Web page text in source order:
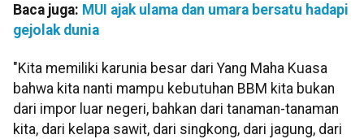
Baca juga: MUI ajak ulama dan umara bersatu hadapi
gejolak dunia
"Kita memiliki karunia besar dari Yang Maha Kuasa
bahwa kita nanti mampu kebutuhan BBM kita bukan
dari impor luar negeri, bahkan dari tanaman-tanaman
kita, dari kelapa sawit, dari singkong, dari jagung, dari